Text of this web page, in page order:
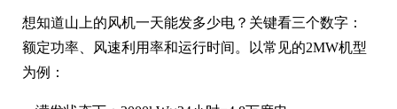
想知道山上的风机一天能发多少电？关键看三个数字：
额定功率、风速利用率和运行时间。以常见的2MW机型
为例：